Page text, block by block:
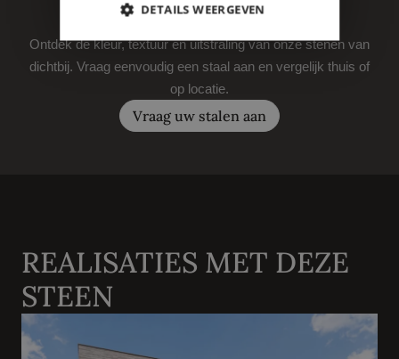
VRAAG UW STAAL AAN
Ontdek de kleur, textuur en uitstraling van onze stenen van
dichtbij. Vraag eenvoudig een staal aan en vergelijk thuis of
op locatie.
Vraag uw stalen aan
REALISATIES MET DEZE
STEEN
DETAILS WEERGEVEN